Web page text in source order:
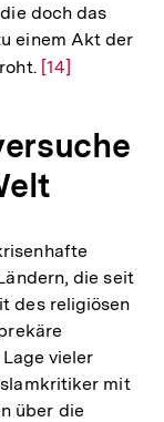
doch das
einem Akt der
Zur
Fußnote
[14]
die seit
des religiösen
vieler
mit
über die